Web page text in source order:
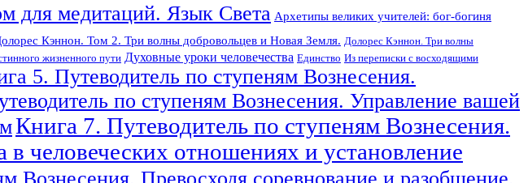
для медитаций. Язык Света Архетипы великих учителей: бог-богиня
Кэннон. Том 2. Три волны добровольцев и Новая Земля. Долорес Кэннон. Три волны
жизненного пути Духовные уроки человечества Единство Из переписки с восходящими
5. Путеводитель по ступеням Вознесения.
по ступеням Вознесения. Управление вашей
Книга 7. Путеводитель по ступеням Вознесения.
человеческих отношениях и установление